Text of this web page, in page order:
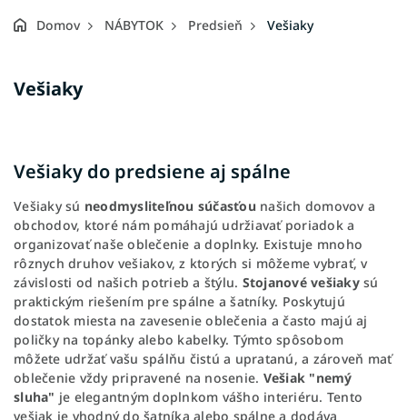
Domov NÁBYTOK Predsieň Vešiaky
Vešiaky
Vešiaky do predsiene aj spálne
Vešiaky sú neodmysliteľnou súčasťou našich domovov a
obchodov, ktoré nám pomáhajú udržiavať poriadok a
organizovať naše oblečenie a doplnky. Existuje mnoho
rôznych druhov vešiakov, z ktorých si môžeme vybrať, v
závislosti od našich potrieb a štýlu. Stojanové vešiakysú
praktickým riešením pre spálne a šatníky. Poskytujú
dostatok miesta na zavesenie oblečenia a často majú aj
poličky na topánky alebo kabelky. Týmto spôsobom
môžete udržať vašu spálňu čistú a upratanú, a zároveň mať
oblečenie vždy pripravené na nosenie. Vešiak "nemý
sluha" je elegantným doplnkom vášho interiéru. Tento
vešiak je vhodný do šatníka alebo spálne a dodáva